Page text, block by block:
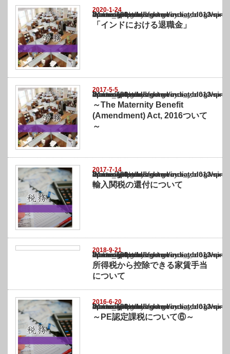
2020-1-24
Warning
: Undefined array key "show_category" in
/home/netst/kuno-cpa.co.jp/public_html/india_blog/wp-content/themes/
on line183
「インドにおける退職金」
2017-5-5
Warning
: Undefined array key "show_category" in
/home/netst/kuno-cpa.co.jp/public_html/india_blog/wp-content/themes/
on line183
～The Maternity Benefit
(Amendment) Act, 2016ついて
～
2017-7-14
Warning
: Undefined array key "show_category" in
/home/netst/kuno-cpa.co.jp/public_html/india_blog/wp-content/themes/
on line183
輸入関税の還付について
2018-9-21
Warning
: Undefined array key "show_category" in
/home/netst/kuno-cpa.co.jp/public_html/india_blog/wp-content/themes/
on line183
所得税から控除できる家賃手当
について
2016-6-20
Warning
: Undefined array key "show_category" in
/home/netst/kuno-cpa.co.jp/public_html/india_blog/wp-content/themes/
on line183
～PE認定課税について⑥～